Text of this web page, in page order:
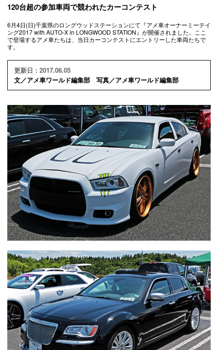
120台超の参加車両で競われたカーコンテスト
6月4日(日)千葉県のロングウッドステーションにて『アメ車オーナーミーテイ
ング2017 with AUTO-X in LONGWOOD STATION』が開催されました。ここ
で登場するアメ車たちは、当日カーコンテストにエントリーした車両たちで
す。
更新日：2017.06.05
文／アメ車ワールド編集部 写真／アメ車ワールド編集部